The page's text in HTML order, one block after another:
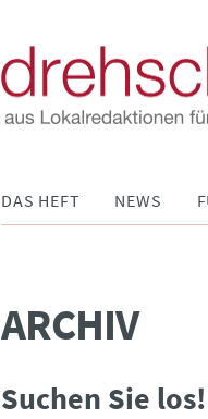
DAS HEFT NEWS
ARCHIV
Suchen Sie los!